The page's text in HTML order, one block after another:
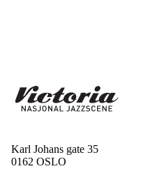
Karl Johans gate 35
0162 OSLO